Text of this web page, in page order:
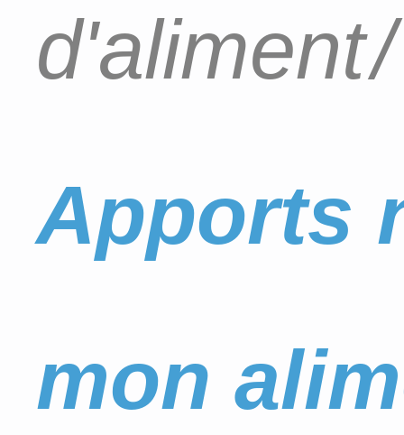
d'aliment
Apports
mon